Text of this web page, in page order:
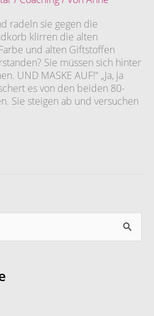
radeln sie gegen die
klirren die alten
und alten Giftstoffen
Sie müssen sich hinter
UND MASKE AUF!“ „Ja, ja
es von den beiden 80-
Sie steigen ab und versuchen